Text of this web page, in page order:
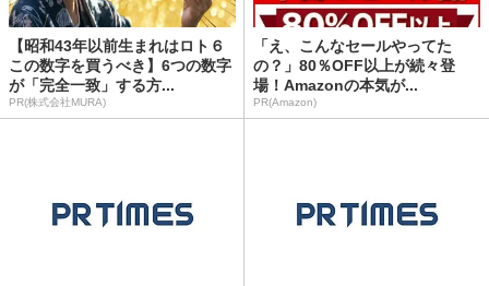
【昭和43年以前生まれはロト６
この数字を買うべき】6つの数字
が「完全一致」する方...
PR(株式会社MURA)
「え、こんなセールやってた
の？」80％OFF以上が続々登
場！Amazonの本気が...
PR(Amazon)